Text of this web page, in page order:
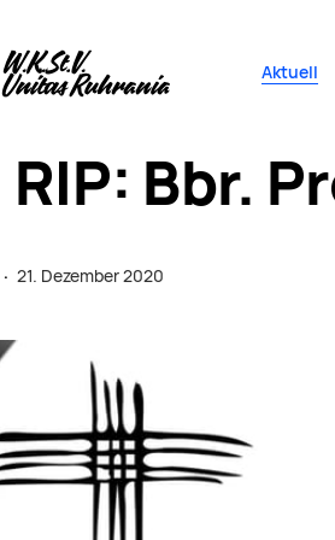
Aktuell
RIP: Bbr.
· 21. Dezember 2020